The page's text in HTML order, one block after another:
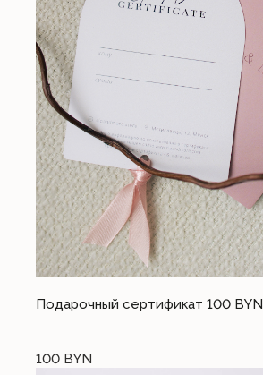
Подарочный сертификат 100 BYN
100 BYN